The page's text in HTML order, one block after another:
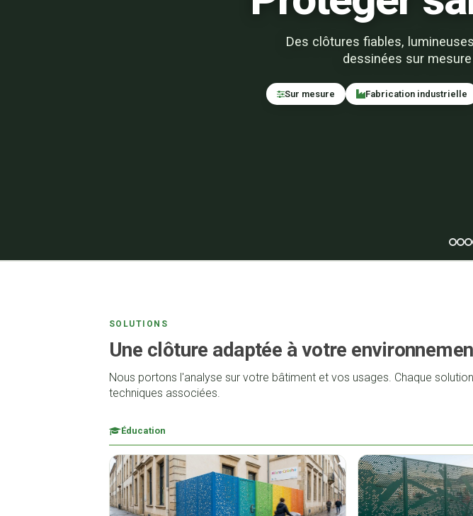
Des clôtures fiables,
dessinées sur
Sur mesure Fabrication industrielle
SOLUTIONS
Une clôture adaptée à votre
Nous portons l'analyse sur votre bâtiment et vos usages. Chaque
techniques associées.
Éducation